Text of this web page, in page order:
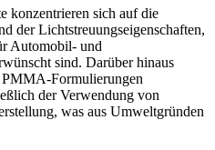
konzentrieren sich auf die
der Lichtstreuungseigenschaften,
Automobil- und
sind. Darüber hinaus
PMMA-Formulierungen
der Verwendung von
was aus Umweltgründen